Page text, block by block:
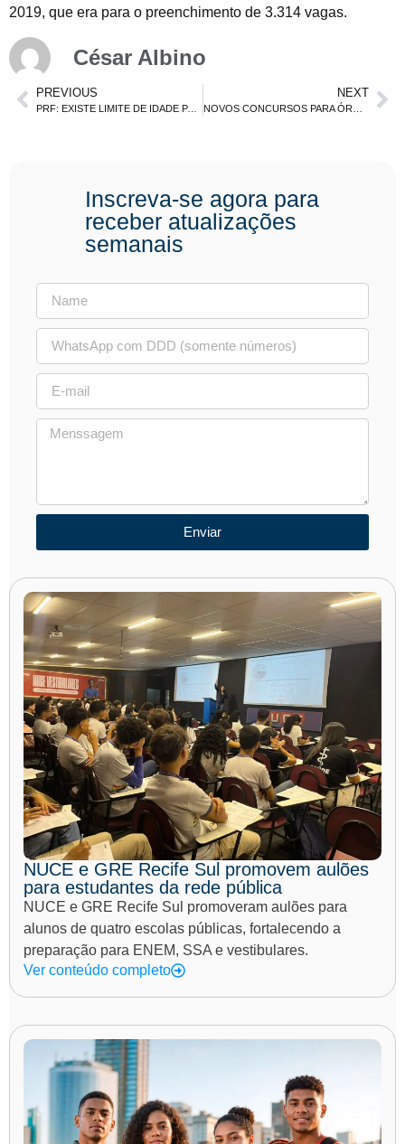
2019, que era para o preenchimento de 3.314 vagas.
César Albino
PREVIOUS
PRF: EXISTE LIMITE DE IDADE PARA INGRESSAR?
NEXT
Inscreva-se agora para
receber atualizações
semanais
Enviar
NUCE e GRE Recife Sul promovem aulões
para estudantes da rede pública
NUCE e GRE Recife Sul promoveram aulões para
alunos de quatro escolas públicas, fortalecendo a
preparação para ENEM, SSA e vestibulares.
Ver conteúdo completo